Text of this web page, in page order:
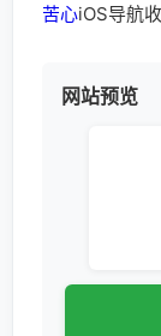
苦心iOS导航
网站预览